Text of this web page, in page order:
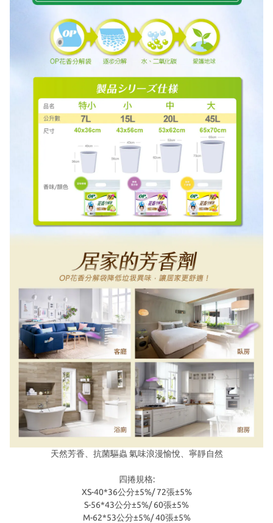
天然芳香、抗菌驅蟲 氣味浪漫愉悅、寧靜自然
四捲規格:
XS-40*36公分±5%/ 72張±5%
S-56*43公分±5%/ 60張±5%
M-62*53公分±5%/ 40張±5%